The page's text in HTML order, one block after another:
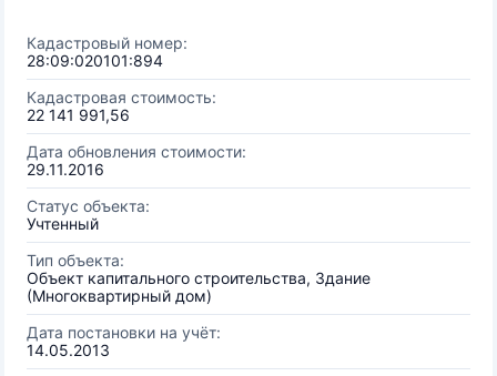
Кадастровый номер:
28:09:020101:894
Кадастровая стоимость:
22 141 991,56
Дата обновления стоимости:
29.11.2016
Статус объекта:
Учтенный
Тип объекта:
Объект капитального строительства, Здание
(Многоквартирный дом)
Дата постановки на учёт:
14.05.2013